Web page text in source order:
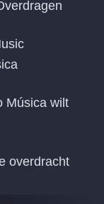
Música wilt
overdracht